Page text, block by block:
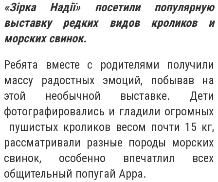
«Зірка Надії» посетили популярную
выставку редких видов кроликов и
морских свинок.
Ребята вместе с родителями получили
массу радостных эмоций, побывав на
этой необычной выставке. Дети
фотографировались и гладили огромных
пушистых кроликов весом почти 15 кг,
рассматривали разные породы морских
свинок, особенно впечатлил всех
общительный попугай Арра.